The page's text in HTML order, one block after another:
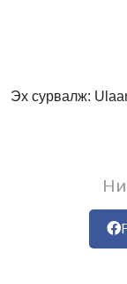
Эх сурвалж: